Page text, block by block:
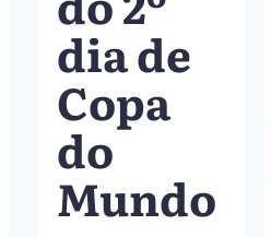
dia de
Copa
do
Mundo